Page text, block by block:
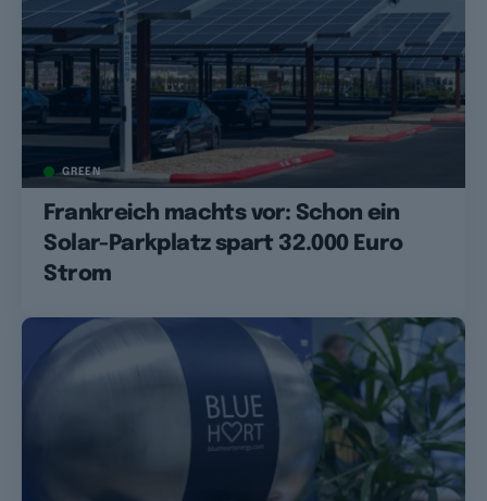
GREEN
Frankreich machts vor: Schon ein
Solar-Parkplatz spart 32.000 Euro
Strom